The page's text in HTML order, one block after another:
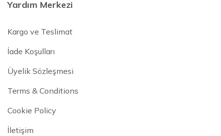
Yardım Merkezi
Kargo ve Teslimat
İade Koşulları
Üyelik Sözleşmesi
Terms & Conditions
Cookie Policy
İletişim